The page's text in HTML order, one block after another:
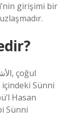
girişimi bir
Hasan
Sünni